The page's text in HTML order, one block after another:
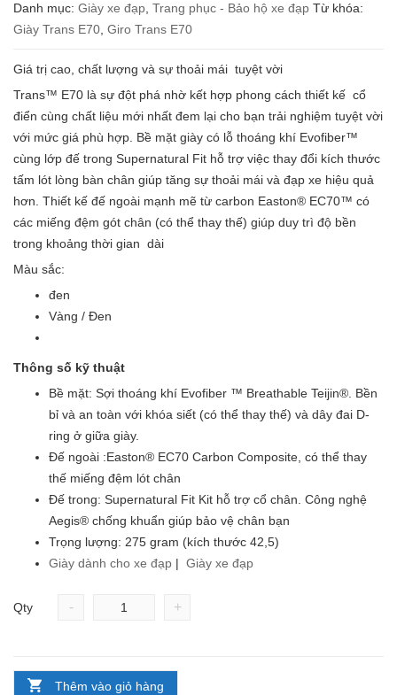
Danh mục: Giày xe đạp, Trang phục - Bảo hộ xe đạp Từ khóa:
Giày Trans E70, Giro Trans E70
Giá trị cao, chất lượng và sự thoải mái tuyệt vời
Trans™ E70 là sự đột phá nhờ kết hợp phong cách thiết kế cổ
điển cùng chất liệu mới nhất đem lại cho bạn trải nghiệm tuyệt vời
với mức giá phù hợp. Bề mặt giày có lỗ thoáng khí Evofiber™
cùng lớp đế trong Supernatural Fit hỗ trợ việc thay đổi kích thước
tấm lót lòng bàn chân giúp tăng sự thoải mái và đạp xe hiệu quả
hơn. Thiết kế đế ngoài mạnh mẽ từ carbon Easton® EC70™ có
các miếng đệm gót chân (có thể thay thế) giúp duy trì độ bền
trong khoảng thời gian dài
Màu sắc:
đen
Vàng / Đen
Thông số kỹ thuật
Bề mặt: Sợi thoáng khí Evofiber ™ Breathable Teijin®. Bền
bỉ và an toàn với khóa siết (có thể thay thế) và dây đai D-
ring ở giữa giày.
Đế ngoài :Easton® EC70 Carbon Composite, có thể thay
thế miếng đệm lót chân
Đế trong: Supernatural Fit Kit hỗ trợ cổ chân. Công nghệ
Aegis® chống khuẩn giúp bảo vệ chân bạn
Trọng lượng: 275 gram (kích thước 42,5)
Giày dành cho xe đạp | Giày xe đạp
Qty - +
Thêm vào giỏ hàng